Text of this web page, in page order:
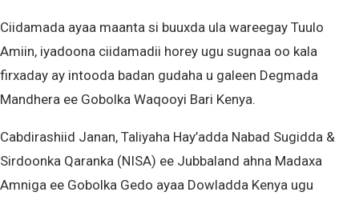
Ciidamada ayaa maanta si buuxda ula wareegay Tuulo
Amiin, iyadoona ciidamadii horey ugu sugnaa oo kala
firxaday ay intooda badan gudaha u galeen Degmada
Mandhera ee Gobolka Waqooyi Bari Kenya.
Cabdirashiid Janan, Taliyaha Hay’adda Nabad Sugidda &
Sirdoonka Qaranka (NISA) ee Jubbaland ahna Madaxa
Amniga ee Gobolka Gedo ayaa Dowladda Kenya ugu